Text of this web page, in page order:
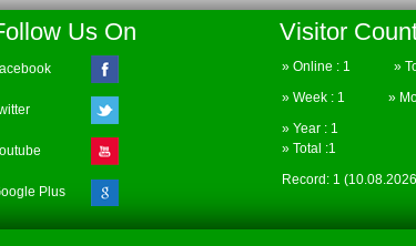
Us On
Plus
Visitor
» Online : 1 »
» Week : 1 »
» Year : 1
» Total :1
Record: 1